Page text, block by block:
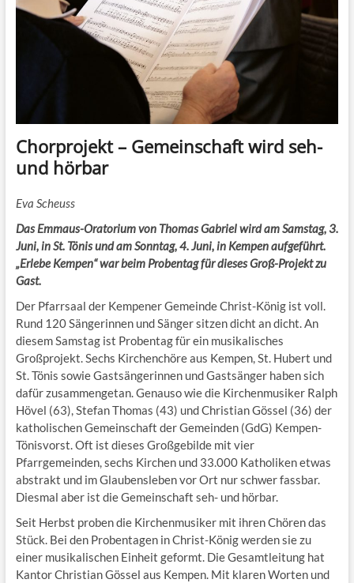
Chorprojekt – Gemeinschaft wird seh-
und hörbar
Eva Scheuss
Das Emmaus-Oratorium von Thomas Gabriel wird am Samstag, 3.
Juni, in St. Tönis und am Sonntag, 4. Juni, in Kempen aufgeführt.
„Erlebe Kempen“ war beim Probentag für dieses Groß-Projekt zu
Gast.
Der Pfarrsaal der Kempener Gemeinde Christ-König ist voll.
Rund 120 Sängerinnen und Sänger sitzen dicht an dicht. An
diesem Samstag ist Probentag für ein musikalisches
Großprojekt. Sechs Kirchenchöre aus Kempen, St. Hubert und
St. Tönis sowie Gastsängerinnen und Gastsänger haben sich
dafür zusammengetan. Genauso wie die Kirchenmusiker Ralph
Hövel (63), Stefan Thomas (43) und Christian Gössel (36) der
katholischen Gemeinschaft der Gemeinden (GdG) Kempen-
Tönisvorst. Oft ist dieses Großgebilde mit vier
Pfarrgemeinden, sechs Kirchen und 33.000 Katholiken etwas
abstrakt und im Glaubensleben vor Ort nur schwer fassbar.
Diesmal aber ist die Gemeinschaft seh- und hörbar.
Seit Herbst proben die Kirchenmusiker mit ihren Chören das
Stück. Bei den Probentagen in Christ-König werden sie zu
einer musikalischen Einheit geformt. Die Gesamtleitung hat
Kantor Christian Gössel aus Kempen. Mit klaren Worten und